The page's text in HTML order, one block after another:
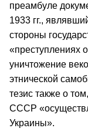
преамбуле
1933 гг.,
стороны
«преступлениях
уничтожение
этнической
тезис также о
СССР
Украины».